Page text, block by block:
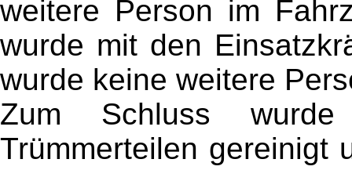
weitere Person im
wurde mit den
wurde keine weitere
Zum Schluss
Trümmerteilen gereinigt